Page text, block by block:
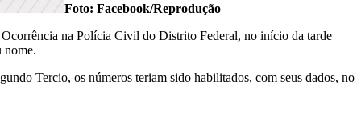
Foto: Facebook/Reprodução
na Polícia Civil do Distrito Federal, no início da tarde
nome.
Tercio, os números teriam sido habilitados, com seus dados, no